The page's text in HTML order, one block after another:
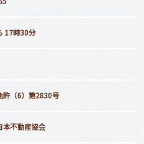
17時30分
許（6）第2830号
本不動産協会